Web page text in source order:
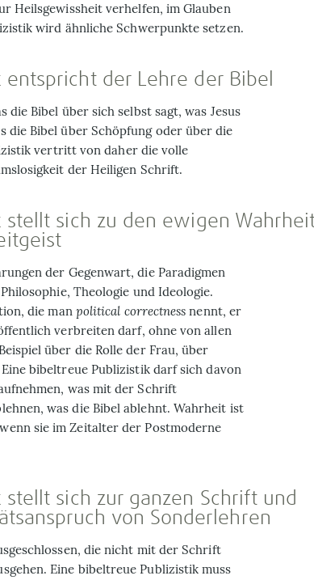
Heilsgewissheit verhelfen, im Glauben
wird ähnliche Schwerpunkte setzen.
der Lehre der Bibel
die Bibel über sich selbst sagt, was Jesus
die Bibel über Schöpfung oder über die
vertritt von daher die volle
der Heiligen Schrift.
sich zu den ewigen
der Gegenwart, die Paradigmen
Theologie und Ideologie.
die man political correctnessnennt, er
verbreiten darf, ohne von allen
über die Rolle der Frau, über
bibeltreue Publizistik darf sich davon
was mit der Schrift
was die Bibel ablehnt. Wahrheit ist
sie im Zeitalter der Postmoderne
sich zur ganzen Schrift und
von Sonderlehren
die nicht mit der Schrift
Eine bibeltreue Publizistik muss